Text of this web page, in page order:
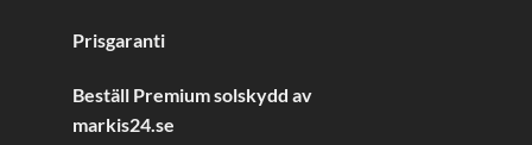
Prisgaranti
Beställ Premium solskydd av
markis24.se